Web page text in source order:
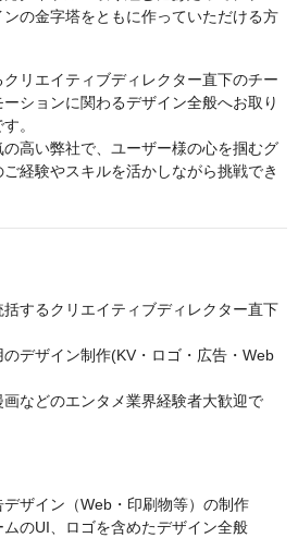
の金字塔をともに作っていただける方
リエイティブディレクター直下のチー
ションに関わるデザイン全般へお取り
。
高い弊社で、ユーザー様の心を掴むグ
経験やスキルを活かしながら挑戦でき
するクリエイティブディレクター直下
デザイン制作(KV・ロゴ・広告・Web
などのエンタメ業界経験者大歓迎で
デザイン（Web・印刷物等）の制作
ムのUI、ロゴを含めたデザイン全般